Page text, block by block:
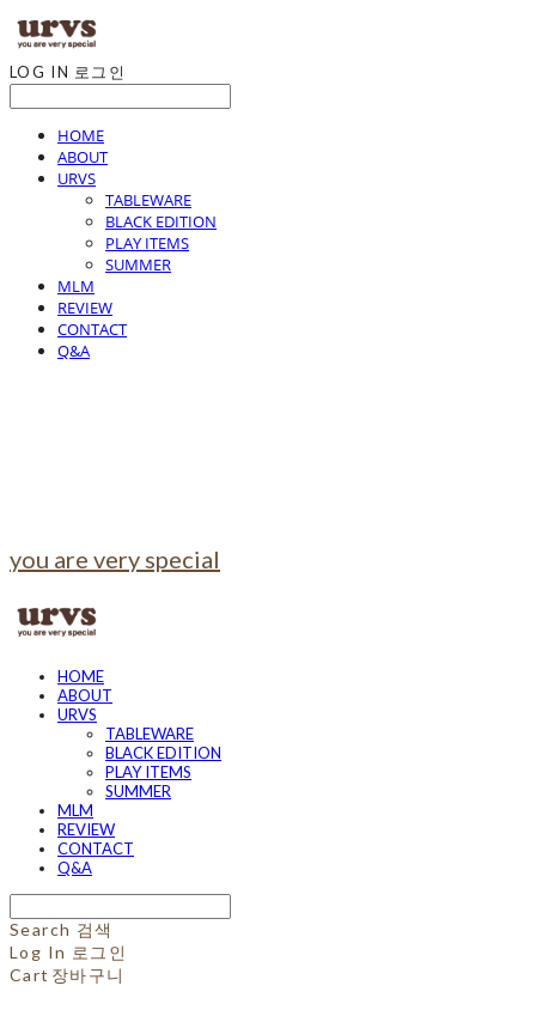
LOG IN 로그인
HOME
ABOUT
URVS
TABLEWARE
BLACK EDITION
PLAY ITEMS
SUMMER
MLM
REVIEW
CONTACT
Q&A
you are very special
HOME
ABOUT
URVS
TABLEWARE
BLACK EDITION
PLAY ITEMS
SUMMER
MLM
REVIEW
CONTACT
Q&A
Search 검색
Log In 로그인
Cart 장바구니